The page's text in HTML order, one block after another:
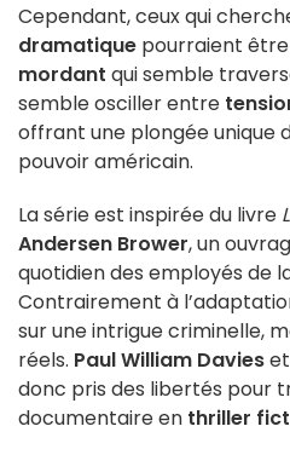
Cependant, ceux qui
dramatique pourraient
mordant qui semble
semble osciller entre
offrant une plongée unique
pouvoir américain.
La série est inspirée du livre
Andersen Brower, un
quotidien des employés de
Contrairement à
sur une intrigue criminelle,
réels. Paul William Davieset
donc pris des libertés pour
documentaire en thriller